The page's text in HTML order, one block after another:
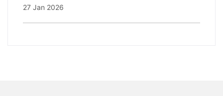
27 Jan 2026